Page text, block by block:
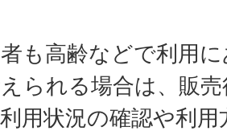
も高齢などで利用
られる場合は、販
用状況の確認や利